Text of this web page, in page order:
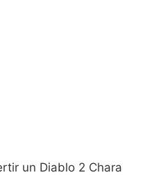
un Diablo 2 Chara